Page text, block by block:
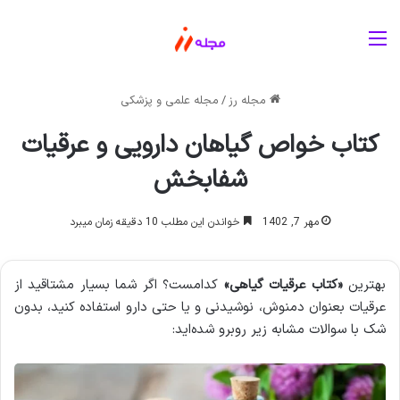
مجله رز/ مجله علمی و پزشکی
کتاب خواص گیاهان دارویی و عرقیات
شفابخش
مهر 7, 1402 خواندن این مطلب 10 دقیقه زمان میبرد
بهترین«کتاب عرقیات گیاهی» کدامست؟ اگر شما بسیار مشتاقید از
عرقیات بعنوان دمنوش، نوشیدنی و یا حتی دارو استفاده کنید، بدون
شک با سوالات مشابه زیر روبرو شده‌اید: